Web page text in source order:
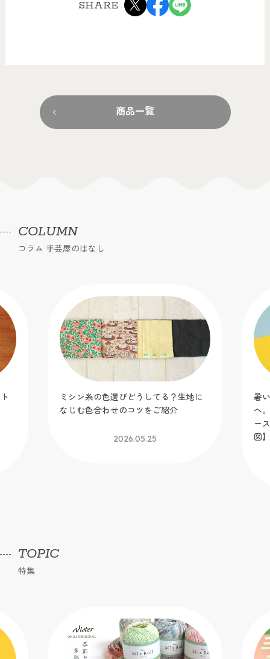
SHARE
商品一覧
COLUMN
コラム 手芸屋のはなし
ミシン糸の色選びどうしてる？生地に
なじむ色合わせのコツをご紹介
2026.05.25
暑
へ
ー
図】
TOPIC
特集